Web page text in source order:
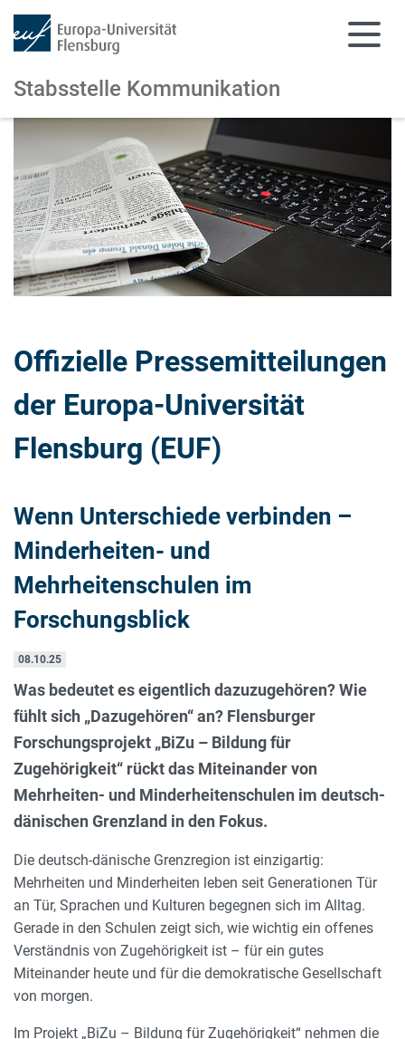
Zum Hauptinhalt springen
Zur Navigation springen
Stabsstelle Kommunikation
Offizielle Pressemitteilungen
der Europa-Universität
Flensburg (EUF)
Wenn Unterschiede verbinden –
Minderheiten- und
Mehrheitenschulen im
Forschungsblick
08.10.25
Was bedeutet es eigentlich dazuzugehören? Wie
fühlt sich „Dazugehören“ an? Flensburger
Forschungsprojekt „BiZu – Bildung für
Zugehörigkeit“ rückt das Miteinander von
Mehrheiten- und Minderheitenschulen im deutsch-
dänischen Grenzland in den Fokus.
Die deutsch-dänische Grenzregion ist einzigartig:
Mehrheiten und Minderheiten leben seit Generationen Tür
an Tür, Sprachen und Kulturen begegnen sich im Alltag.
Gerade in den Schulen zeigt sich, wie wichtig ein offenes
Verständnis von Zugehörigkeit ist – für ein gutes
Miteinander heute und für die demokratische Gesellschaft
von morgen.
Im Projekt „BiZu – Bildung für Zugehörigkeit“ nehmen die